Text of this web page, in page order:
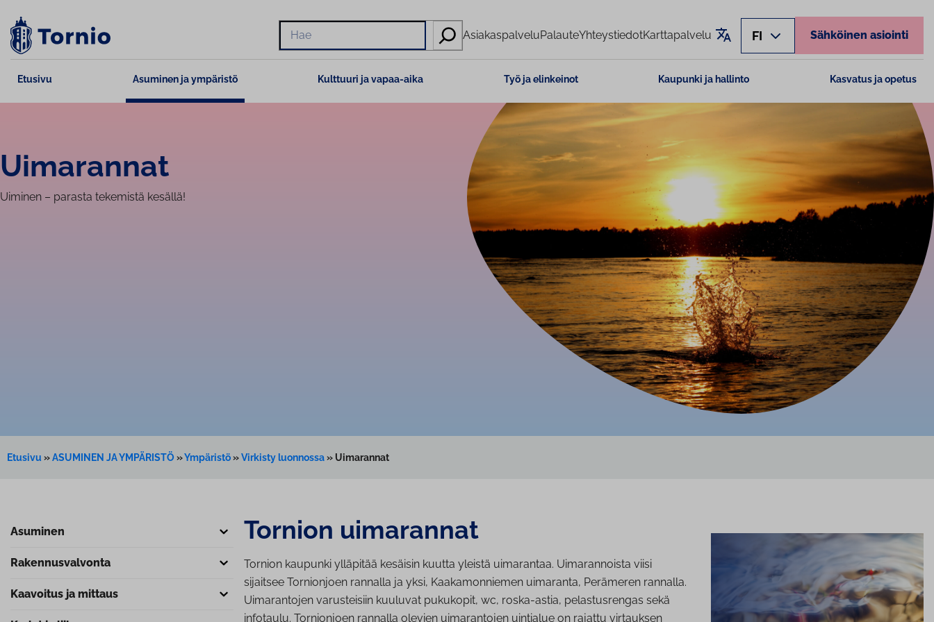
sisältöön
Hae
AsiakaspalveluPalauteYhteystiedotKarttapalvelu Käännä sivu
FI Sähköinen asiointi
Etusivu Asuminen ja ympäristö Kulttuuri ja vapaa-aika Työ ja elinkeinot Kaupunki ja hallinto Kasvatus ja opetus
Uimarannat
Uiminen – parasta tekemistä kesällä!
Etusivu »ASUMINEN JA YMPÄRISTÖ »Ympäristö»Virkisty luonnossa» Uimarannat
Asuminen
Ra­ken­nus­val­von­ta
Kaavoitus ja mittaus
Tornion uimarannat
Tornion kaupunki ylläpitää kesäisin kuutta yleistä uimarantaa. Uimarannoista viisi
sijaitsee Tornionjoen rannalla ja yksi, Kaakamonniemen uimaranta, Perämeren rannalla.
Uimarantojen varusteisiin kuuluvat pukukopit, wc, roska-astia, pelastusrengas sekä
infotaulu. Tornionjoen rannalla olevien uimarantojen uintialue on rajattu virtauksen